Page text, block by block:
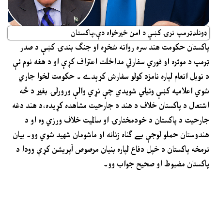
ډونلډټرمپ نرۍ کښې د امن خيرخواه دې،پاکستان
پاکستان حکومت هند سره روانه شخړه او جنګ بندۍ کښې د صدر
ټرمپ د موثره او فوري سفارتي مداخلت اعتراف کړې او د هغه نوم ئې
د نوبل انعام لپاره نامزد کولو سفارش کړېدے ۔ حکومت لخوا جاري
شوي اعلاميه کښې وئيلي شويدي چې نړي والې ورورلۍ بغير د څه
اشتعال د پاکستان خلاف د هند د جارحيت مشاهده کړيده،د هند دغه
جارحيت د پاکستان د خودمختارۍ او سالميت خلاف ورزي وه او د
هندوستان حملو لوجې بے ګناه زنانه او ماشومان شهيد شوي وو۔ بيان
ترمخه پاکستان د خپل دفاع لپاره بنيان مرصوص آپريشن کړې وودا د
پاکستان مضبوط او صحيح جواب وو۔